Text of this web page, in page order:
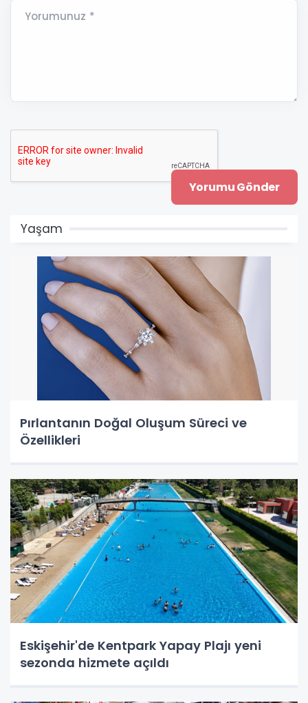
Yorumunuz *
Yaşam
Pırlantanın Doğal Oluşum Süreci ve
Özellikleri
Eskişehir'de Kentpark Yapay Plajı yeni
sezonda hizmete açıldı